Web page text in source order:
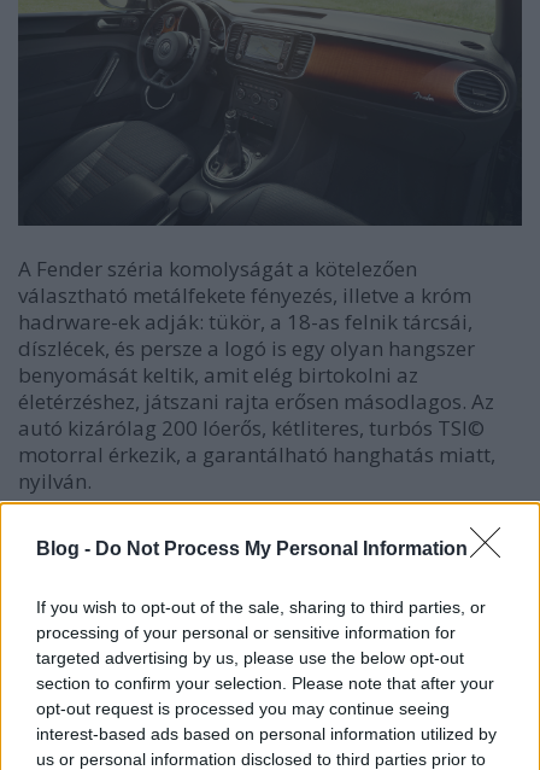
Blog - Do Not Process My Personal Information
If you wish to opt-out of the sale, sharing to third parties, or
processing of your personal or sensitive information for
targeted advertising by us, please use the below opt-out
section to confirm your selection. Please note that after your
opt-out request is processed you may continue seeing
interest-based ads based on personal information utilized by
us or personal information disclosed to third parties prior to
A Fender széria komolyságát a kötelezően
választható metálfekete fényezés, illetve a króm
hadrware-ek adják: tükör, a 18-as felnik tárcsái,
díszlécek, és persze a logó is egy olyan hangszer
benyomását keltik, amit elég birtokolni az
életérzéshez, játszani rajta erősen másodlagos. Az
autó kizárólag 200 lóerős, kétliteres, turbós TSI©
motorral érkezik, a garantálható hanghatás miatt,
nyilván.